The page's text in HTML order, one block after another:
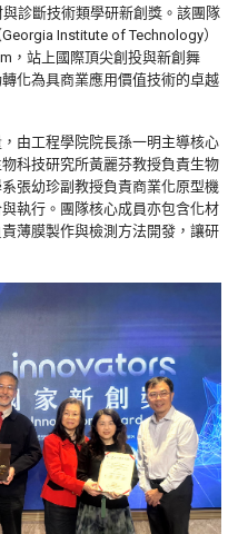
診斷技術類學研新創獎。 該團隊
Georgia Institute of Technology）
，站上國際頂尖創投與新創舞
化為具商業應用價值技術的卓越
由工程學院院長孫一明主導核心
科技研究所黃麗芬教授負責生物
張幼珍副教授負責商業化原型機
執行。 團隊核心成員亦包含化材
責薄膜製作與檢測方法開發，讓研